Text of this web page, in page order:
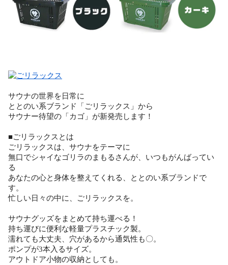
サウナの世界を日常に
ととのい系ブランド「ごリラックス」から
サウナー待望の「カゴ」が新発売します！
■ごリラックスとは
ごリラックスは、サウナをテーマに
無口でシャイなゴリラのまもるさんが、いつもがんばってい
る
あなたの心と身体を整えてくれる、ととのい系ブランドで
す。
忙しい日々の中に、ごリラックスを。
サウナグッズをまとめて持ち運べる！
持ち運びに便利な軽量プラスチック製。
濡れても大丈夫、穴があるから通気性も〇。
ポンプが3本入るサイズ。
アウトドア小物の収納としても。